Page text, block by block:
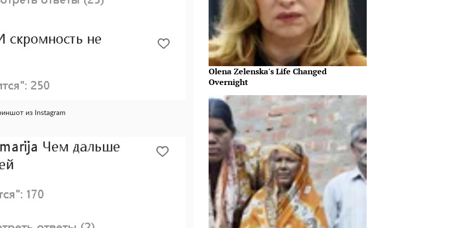
из Instagram
Olena Zelenska's Life Changed
Overnight